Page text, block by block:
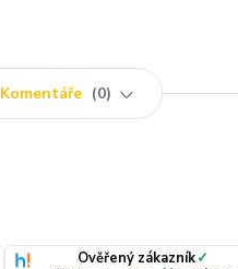
Komentáře 0
Ověřený zákazník✓